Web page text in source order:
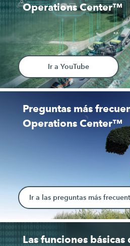
Operations Center™
Ir a YouTube
Preguntas más
Operations Center™
Ir a las preguntas más
Las funciones básicas